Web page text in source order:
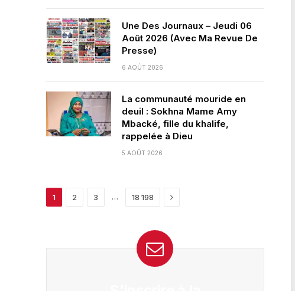
Une Des Journaux – Jeudi 06
Août 2026 (Avec Ma Revue De
Presse)
6 AOÛT 2026
La communauté mouride en
deuil : Sokhna Mame Amy
Mbacké, fille du khalife,
rappelée à Dieu
5 AOÛT 2026
1 2 3 … 18 198 Next